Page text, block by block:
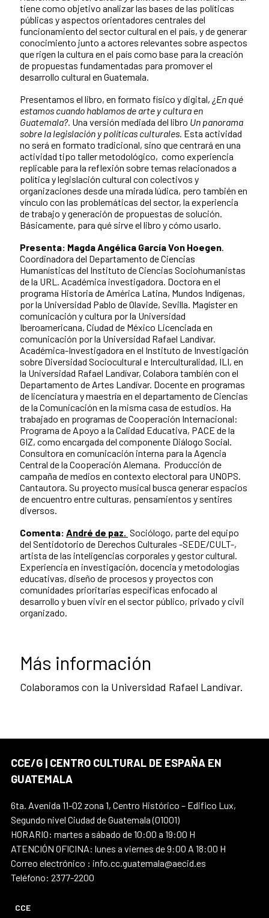
tiene como objetivo analizar las bases de las políticas
públicas y aspectos orientadores centrales del
funcionamiento del sector cultural en el país, y de generar
conocimiento junto a actores relevantes sobre aspectos
que rigen la cultura en el país como base para la creación
de propuestas fundamentadas para promover el
desarrollo cultural en Guatemala.
Presentamos el libro, en formato físico y digital, ¿En qué
estamos cuando hablamos de arte y cultura en
Guatemala?. Una versión mediada del libro Un panorama
sobre la legislación y políticas culturales. Esta actividad
no será en formato tradicional, sino que centrará en una
actividad tipo taller metodológico, como experiencia
replicable para la reflexión sobre temas relacionados a
política y legislación cultural con colectivos y
organizaciones desde una mirada lúdica, pero también en
vínculo con las problemáticas del sector, la experiencia
de trabajo y generación de propuestas de solución.
Básicamente, para qué sirve el libro y cómo usarlo.
Presenta: Magda Angélica García Von Hoegen.
Coordinadora del Departamento de Ciencias
Humanísticas del Instituto de Ciencias Sociohumanistas
de la URL. Académica investigadora. Doctora en el
programa Historia de América Latina, Mundos Indígenas,
por la Universidad Pablo de Olavide, Sevilla. Magíster en
comunicación y cultura por la Universidad
Iberoamericana, Ciudad de México Licenciada en
comunicación por la Universidad Rafael Landívar.
Académica-Investigadora en el Instituto de Investigación
sobre Diversidad Sociocultural e Interculturalidad, ILI, en
la Universidad Rafael Landívar, Colabora también con el
Departamento de Artes Landívar. Docente en programas
de licenciatura y maestría en el departamento de Ciencias
de la Comunicación en la misma casa de estudios. Ha
trabajado en programas de Cooperación Internacional:
Programa de Apoyo a la Calidad Educativa, PACE de la
GIZ, como encargada del componente Diálogo Social.
Consultora en comunicación interna para la Agencia
Central de la Cooperación Alemana. Producción de
campaña de medios en contexto electoral para UNOPS.
Cantautora. Su proyecto musical busca generar espacios
de encuentro entre culturas, pensamientos y sentires
diversos.
Comenta: André de paz. Sociólogo, parte del equipo
del Sentidotorio de Derechos Culturales -SEDE/CULT-,
artista de las inteligencias corporales y gestor cultural.
Experiencia en investigación, docencia y metodologías
educativas, diseño de procesos y proyectos con
comunidades prioritarias específicas enfocado al
desarrollo y buen vivir en el sector público, privado y civil
organizado.
Más información
Colaboramos con la Universidad Rafael Landívar.
CCE/G | CENTRO CULTURAL DE ESPAÑA EN
GUATEMALA
6ta. Avenida 11-02 zona 1, Centro Histórico – Edifico Lux,
Segundo nivel Ciudad de Guatemala (01001)
HORARIO: martes a sábado de 10:00 a 19:00 H
ATENCIÓN OFICINA: lunes a viernes de 9:00 A 18:00 H
Correo electrónico : info.cc.guatemala@aecid.es
Teléfono: 2377-2200
CCE